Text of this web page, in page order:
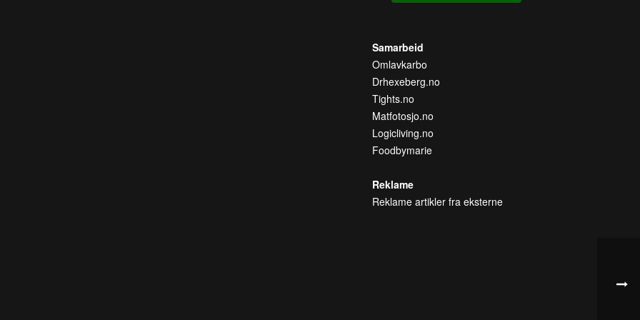
Samarbeid
Omlavkarbo
Drhexeberg.no
Tights.no
Matfotosjo.no
Logicliving.no
Foodbymarie
Reklame
Reklame artikler fra eksterne